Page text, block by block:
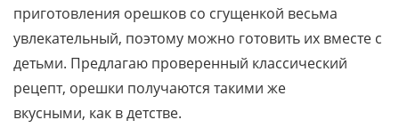
приготовления орешков со сгущенкой весьма
увлекательный, поэтому можно готовить их вместе с
детьми. Предлагаю проверенный классический
рецепт, орешки получаются такими же
вкусными, как в детстве.